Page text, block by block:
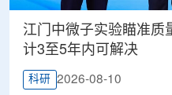
江门中微子实验瞄准质
计3至5年内可解决
科研 2026-08-10